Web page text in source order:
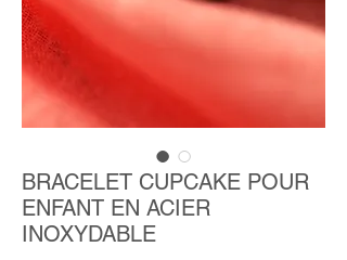
BRACELET CUPCAKE POUR
ENFANT EN ACIER
INOXYDABLE